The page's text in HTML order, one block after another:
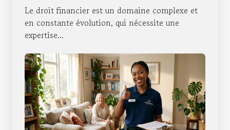
droit financier ?
Le droit financier est un domaine complexe et
en constante évolution, qui nécessite une
expertise...